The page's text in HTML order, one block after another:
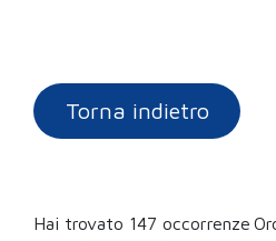
Torna indietro
Hai trovato 147 occorrenze